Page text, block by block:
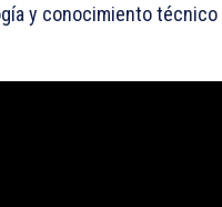
y conocimiento técnico